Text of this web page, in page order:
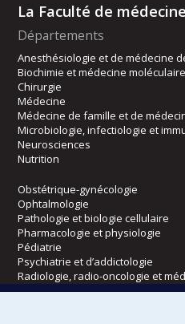
La Faculté de médecine
Départements
Anesthésiologie et de médecine
Biochimie et médecine moléculaire
Chirurgie
Médecine
Médecine de famille et de
Microbiologie, infectiologie et
Neurosciences
Nutrition
Obstétrique-gynécologie
Ophtalmologie
Pathologie et biologie cellulaire
Pharmacologie et physiologie
Pédiatrie
Psychiatrie et d’addictologie
Radiologie, radio-oncologie et